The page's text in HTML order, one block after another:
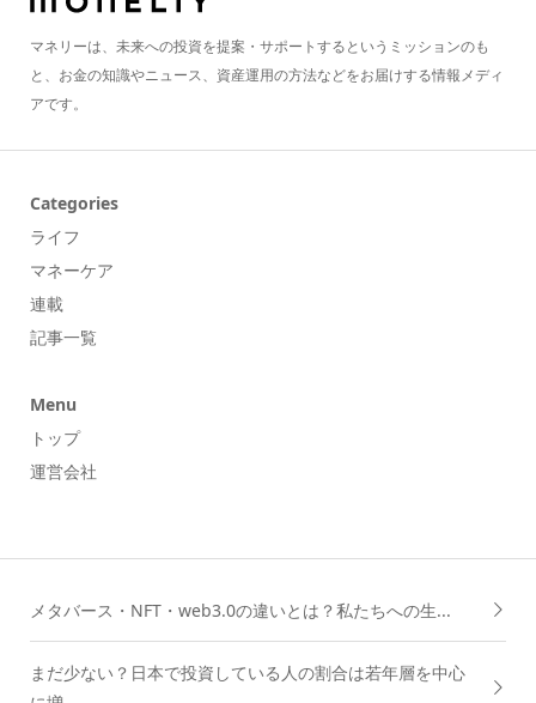
マネリーは、未来への投資を提案・サポートするというミッションのも
と、お金の知識やニュース、資産運用の方法などをお届けする情報メディ
アです。
Categories
ライフ
マネーケア
連載
記事一覧
Menu
トップ
運営会社
メタバース・NFT・web3.0の違いとは？私たちへの生...
まだ少ない？日本で投資している人の割合は若年層を中心